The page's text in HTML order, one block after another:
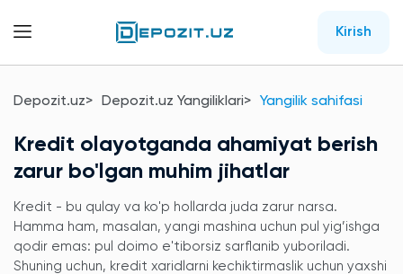
Kirish
Depozit.uz Depozit.uz Yangiliklari Yangilik sahifasi
Kredit olayotganda ahamiyat berish
zarur bo'lgan muhim jihatlar
Kredit - bu qulay va ko'p hollarda juda zarur narsa.
Hamma ham, masalan, yangi mashina uchun pul yig’ishga
qodir emas: pul doimo e'tiborsiz sarflanib yuboriladi.
Shuning uchun, kredit xaridlarni kechiktirmaslik uchun yaxshi